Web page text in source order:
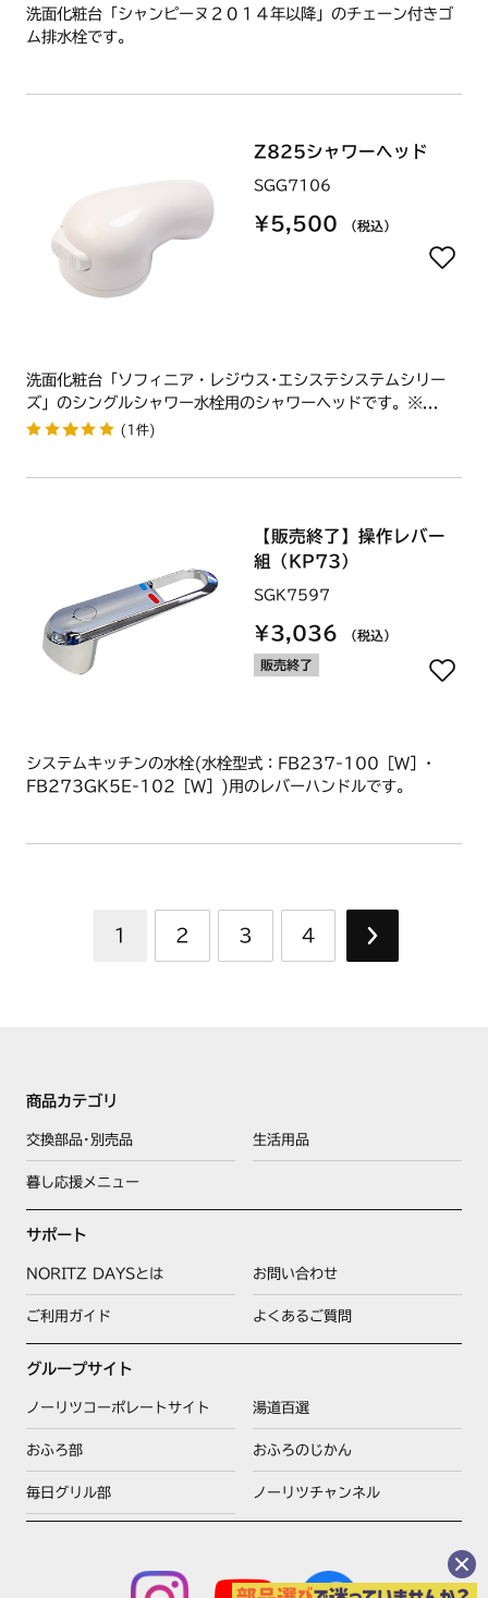
洗面化粧台「シャンピーヌ２０１４年以降」のチェーン付きゴ
ム排水栓です。
Z825シャワーヘッド
SGG7106
¥5,500 （税込）
洗面化粧台「ソフィニア・レジウス･エシステシステムシリー
ズ」のシングルシャワー水栓用のシャワーヘッドです。※...
(1件)
【販売終了】操作レバー
組（KP73）
SGK7597
¥3,036 （税込）
販売終了
システムキッチンの水栓(水栓型式：FB237-100［W］･
FB273GK5E-102［W］)用のレバーハンドルです。
1 2 3 4
商品カテゴリ
交換部品･別売品 生活用品
暮し応援メニュー
サポート
NORITZ DAYSとは お問い合わせ
ご利用ガイド よくあるご質問
グループサイト
ノーリツコーポレートサイト 湯道百選
おふろ部 おふろのじかん
毎日グリル部 ノーリツチャンネル